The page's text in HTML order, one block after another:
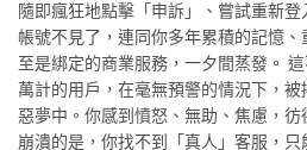
隨即瘋狂地點擊「申訴」、嘗試重新
帳號不見了，連同你多年累積的記憶
至是綁定的商業服務，一夕間蒸發。
萬計的用戶，在毫無預警的情況下，
惡夢中。你感到憤怒、無助、焦慮，
崩潰的是，你找不到「真人」客服，